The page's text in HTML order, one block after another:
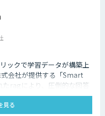
ックで学習データが構築上
会社が提供する「Smart
ragにより、圧倒的な回答
また回答精度が悪い時は管
ングができる、簡単でかつ
見る